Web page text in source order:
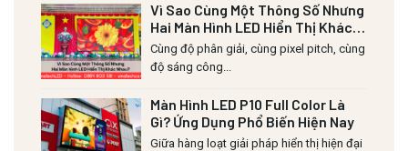
Vì Sao Cùng Một Thông Số Nhưng
Hai Màn Hình LED Hiển Thị Khác
Nhau?
Cùng độ phân giải, cùng pixel pitch, cùng
độ sáng công...
Màn Hình LED P10 Full Color Là
Gì? Ứng Dụng Phổ Biến Hiện Nay
Giữa hàng loạt giải pháp hiển thị hiện đại